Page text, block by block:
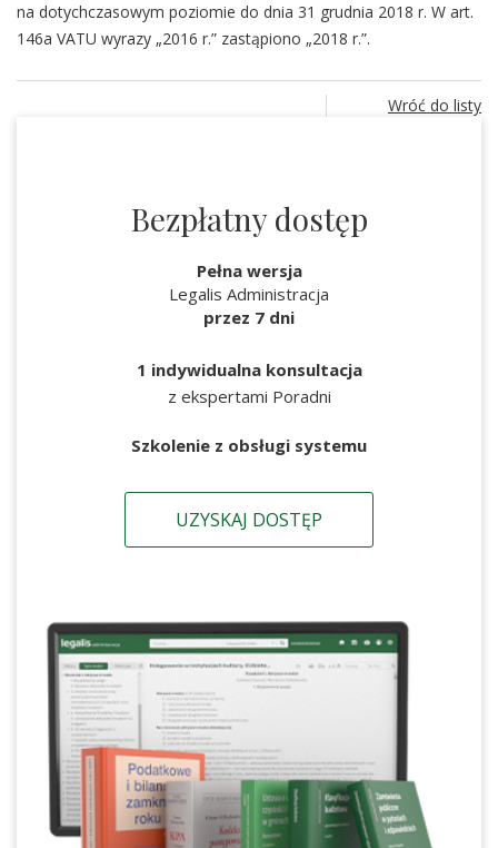
na dotychczasowym poziomie do dnia 31 grudnia 2018 r. W art.
146a VATU wyrazy „2016 r.” zastąpiono „2018 r.”.
Wróć do listy
Bezpłatny dostęp
Pełna wersja
Legalis Administracja
przez 7 dni
1 indywidualna konsultacja
z ekspertami Poradni
Szkolenie z obsługi systemu
UZYSKAJ DOSTĘP